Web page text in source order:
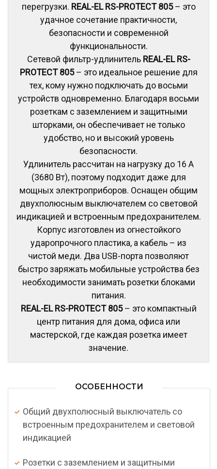
перегрузки. REAL-EL RS-PROTECT 805– это
удачное сочетание практичности,
безопасности и современной
функциональности.
Сетевой фильтр-удлинитель REAL-EL RS-
PROTECT 805– это идеальное решение для
тех, кому нужно подключать до восьми
устройств одновременно. Благодаря восьми
розеткам с заземлением и защитными
шторками, он обеспечивает не только
удобство, но и высокий уровень
безопасности.
Удлинитель рассчитан на нагрузку до 16 А
(3680 Вт), поэтому подходит даже для
мощных электроприборов. Оснащен общим
двухполюсным выключателем со световой
индикацией и встроенным предохранителем.
Корпус изготовлен из огнестойкого
ударопрочного пластика, а кабель – из
чистой меди. Два USB-порта позволяют
быстро заряжать мобильные устройства без
необходимости занимать розетки блоками
питания.
REAL-EL RS-PROTECT 805– это компактный
центр питания для дома, офиса или
мастерской, где каждая розетка имеет
значение.
ОСОБЕННОСТИ
Общий двухполюсный выключатель со
встроенным предохранителем и световой
индикацией
Розетки с заземлением и защитными